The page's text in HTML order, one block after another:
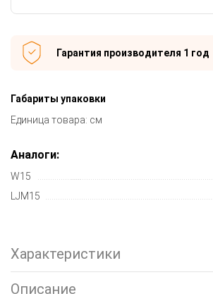
Гарантия производителя 1 год
Габариты упаковки
Единица товара: см
Аналоги:
W15
LJM15
Характеристики
Описание